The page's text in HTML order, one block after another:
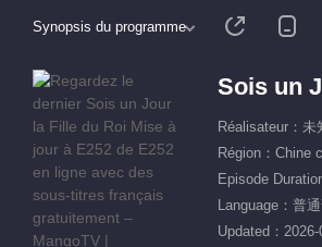
Synopsis du programme
Sois un
Réalisateur：未
Région：Chine
Episode
Language：普
Updated：